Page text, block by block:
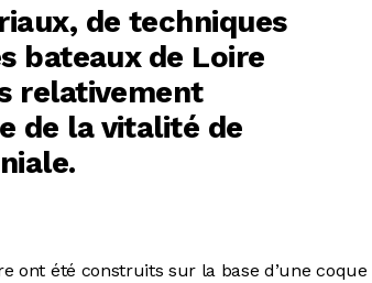
de techniques
bateaux de Loire
relativement
de la vitalité de
ont été construits sur la base d’une coque
Newsletter
dernières nouvelles du Val de
patrimoine mondial délivrées